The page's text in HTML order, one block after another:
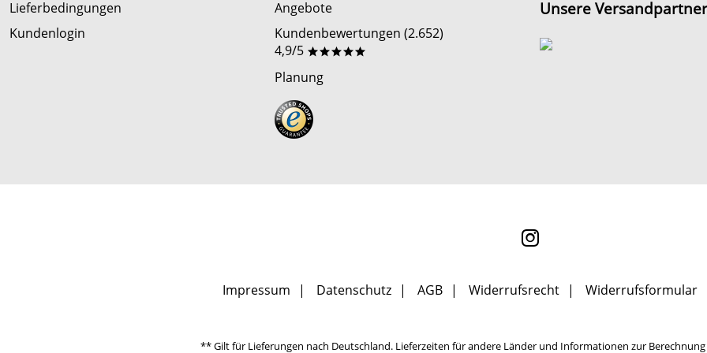
Lieferbedingungen
Kundenlogin
Angebote
Kundenbewertungen (2.652)
4,9/5 *****
Planung
Unsere Versandpartner
Impressum Datenschutz AGB Widerrufsrecht Widerrufsformular
** Gilt für Lieferungen nach Deutschland. Lieferzeiten für andere Länder und Informationen zur